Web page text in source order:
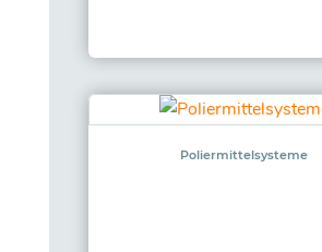
Poliermittelsysteme